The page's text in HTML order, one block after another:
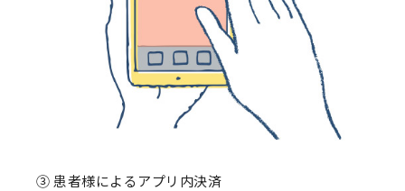
③ 患者様によるアプリ内決済